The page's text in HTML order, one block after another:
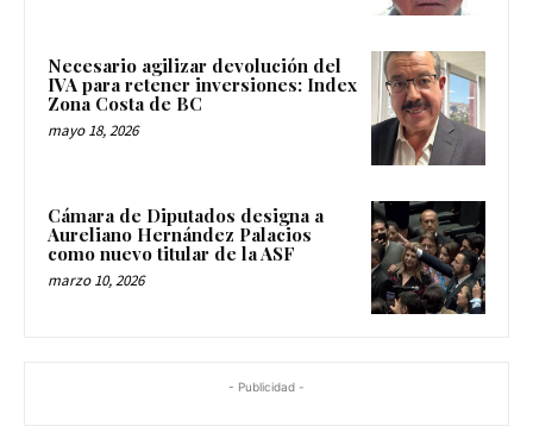
Necesario agilizar devolución del
IVA para retener inversiones: Index
Zona Costa de BC
mayo 18, 2026
Cámara de Diputados designa a
Aureliano Hernández Palacios
como nuevo titular de la ASF
marzo 10, 2026
- Publicidad -